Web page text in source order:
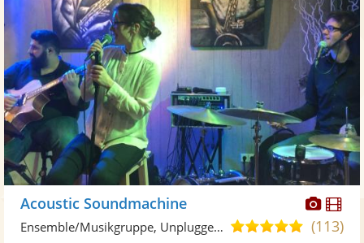
Acoustic Soundmachine
5,0(113)
Ensemble/Musikgruppe, Unplugged Band/Akustik Band